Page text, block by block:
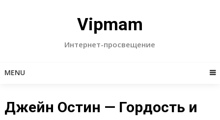
Vipmam
Интернет-просвещение
MENU
Джейн Остин — Гордость и